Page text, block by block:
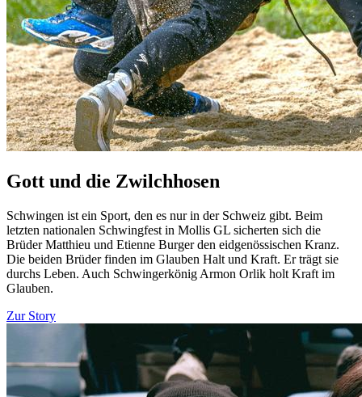
Gott und die Zwilchhosen
Schwingen ist ein Sport, den es nur in der Schweiz gibt. Beim
letzten nationalen Schwingfest in Mollis GL sicherten sich die
Brüder Matthieu und Etienne Burger den eidgenössischen Kranz.
Die beiden Brüder finden im Glauben Halt und Kraft. Er trägt sie
durchs Leben. Auch Schwingerkönig Armon Orlik holt Kraft im
Glauben.
Zur Story